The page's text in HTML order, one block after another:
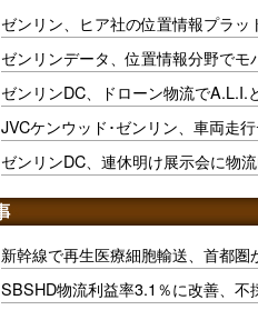
ゼンリン、ヒア社の位置情報プラッ
ゼンリンデータ、位置情報分野で
ゼンリンDC、ドローン物流でA.L.I.
JVCケンウッド･ゼンリン、車両走
ゼンリンDC、連休明け展示会に物
新幹線で再生医療細胞輸送、首都圏
SBSHD物流利益率3.1％に改善、不